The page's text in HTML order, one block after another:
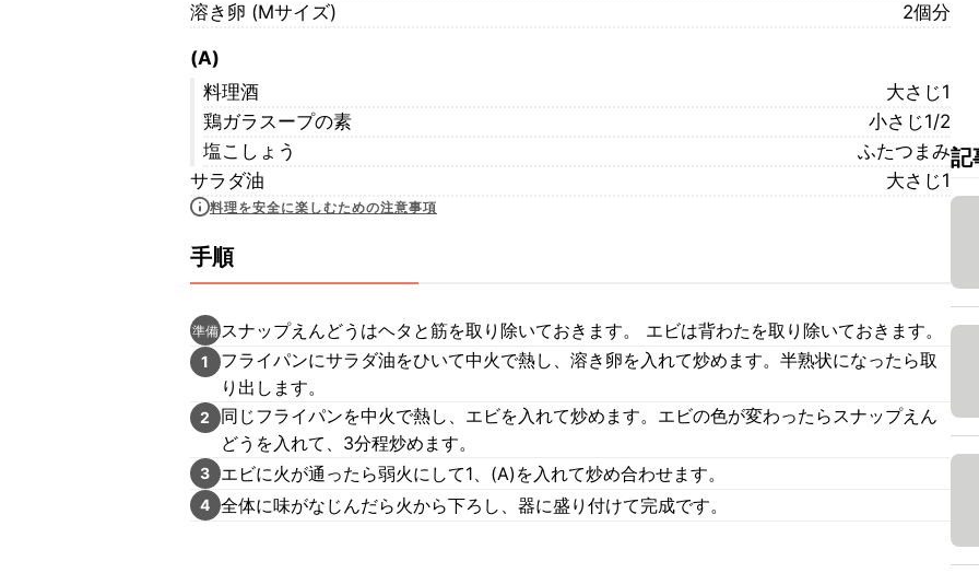
溶き卵 (Mサイズ)
2個分
(A)
料理酒
大さじ1
鶏ガラスープの素
小さじ1/2
塩こしょう
ふたつまみ
サラダ油
大さじ1
料理を安全に楽しむための注意事項
手順
準備 スナップえんどうはヘタと筋を取り除いておきます。 エビは背わたを取り除いておきます。
1
フライパンにサラダ油をひいて中火で熱し、溶き卵を入れて炒めます。半熟状になったら取
り出します。
2
同じフライパンを中火で熱し、エビを入れて炒めます。エビの色が変わったらスナップえん
どうを入れて、3分程炒めます。
3 エビに火が通ったら弱火にして1、(A)を入れて炒め合わせます。
4 全体に味がなじんだら火から下ろし、器に盛り付けて完成です。
記